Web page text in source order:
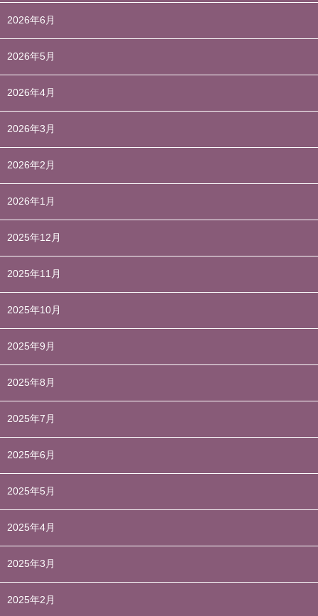
2026年6月
2026年5月
2026年4月
2026年3月
2026年2月
2026年1月
2025年12月
2025年11月
2025年10月
2025年9月
2025年8月
2025年7月
2025年6月
2025年5月
2025年4月
2025年3月
2025年2月